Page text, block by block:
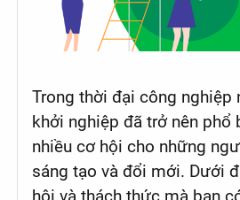
Trong thời đại công nghiệp
khởi nghiệp đã trở nên phổ
nhiều cơ hội cho những
sáng tạo và đổi mới. Dưới